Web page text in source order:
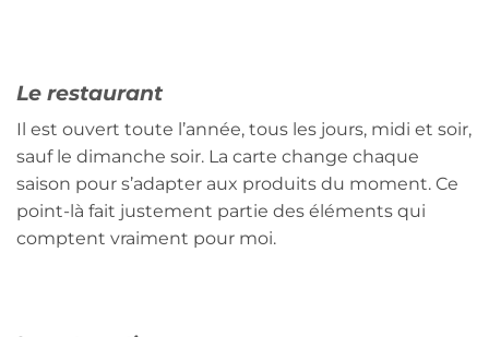
Le restaurant
Il est ouvert toute l’année, tous les jours, midi et soir,
sauf le dimanche soir. La carte change chaque
saison pour s’adapter aux produits du moment. Ce
point-là fait justement partie des éléments qui
comptent vraiment pour moi.